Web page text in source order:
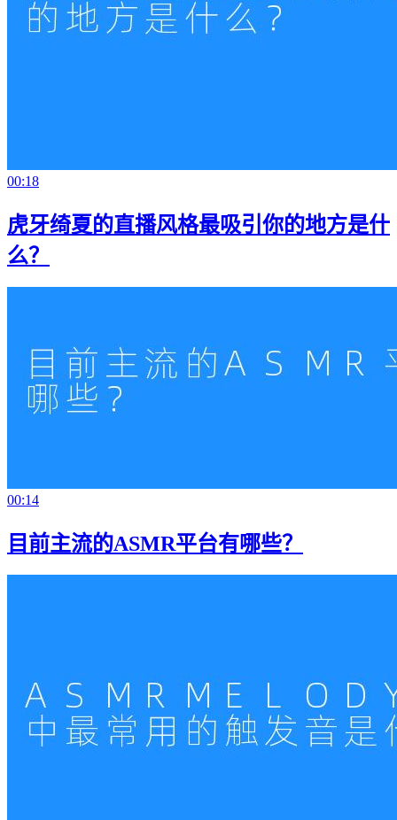
00:18
虎牙绮夏的直播风格最吸引你的地方是什
么？
00:14
目前主流的ASMR平台有哪些？